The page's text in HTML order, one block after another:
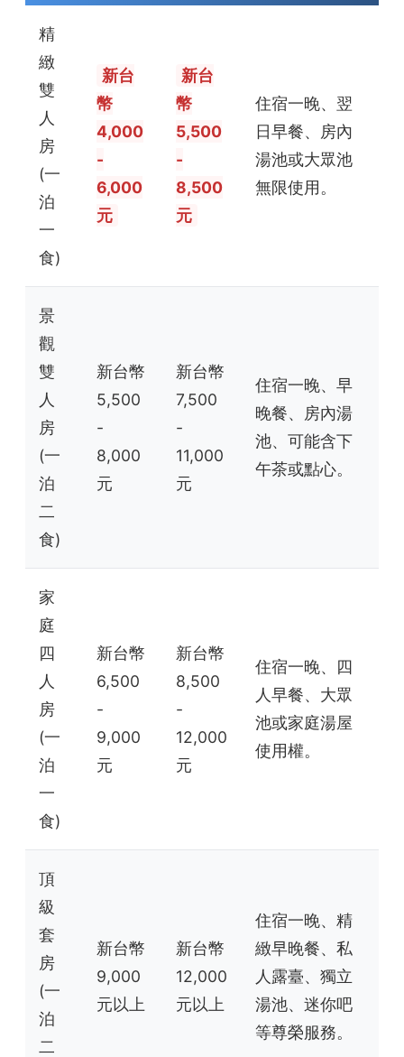
精
緻
雙
人
房
(一
泊
一
食)
新台
幣
4,000
-
6,000
元
新台
幣
5,500
-
8,500
元
住宿一晚、翌
日早餐、房內
湯池或大眾池
無限使用。
景
觀
雙
人
房
(一
泊
二
食)
新台幣
5,500
-
8,000
元
新台幣
7,500
-
11,000
元
住宿一晚、早
晚餐、房內湯
池、可能含下
午茶或點心。
家
庭
四
人
房
(一
泊
一
食)
新台幣
6,500
-
9,000
元
新台幣
8,500
-
12,000
元
住宿一晚、四
人早餐、大眾
池或家庭湯屋
使用權。
頂
級
套
房
(一
泊
二
新台幣
9,000
元以上
新台幣
12,000
元以上
住宿一晚、精
緻早晚餐、私
人露臺、獨立
湯池、迷你吧
等尊榮服務。